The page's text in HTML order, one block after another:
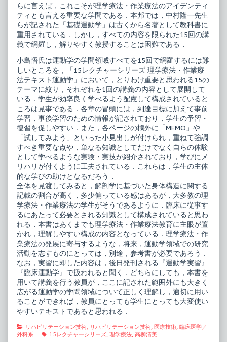
療
法・
作
業
療
法
キ
ス
ト
運
動
学
published
on
ー
シ
リ
ー
ズ
理
療
法・
作
業
療
法
テ
キ
ス
ト
運
動
学,
らに言えば，これこそが理学療法・作業療法のアイデンティ
ティとも言える重要な学問である．本邦では，中村隆一先生
らが記された「基礎運動学」は古くから名著として教科書に
重用されている．しかし，すべての内容を限られた15回の講
義で網羅し，解りやすく教授することは困難である．
小島悟氏は運動学の学問領域すべてを15回で網羅するには難
しいところを，「15レクチャーシリーズ 理学療法・作業療
法テキスト運動学」において，とりわけ重要と思われる15の
テーマに紋り，それぞれを1回の講義の内容として展開して
いる．学生が効率良く学べるよう配慮して構成されていると
ころは見事である．各章の冒頭には，到達目標に加えて事前
学習，事後学習のための情報が記されており，学生の予習・
復習を促しやすい．また，各ページの欄外に「MEMO」や
「試してみよう」といった小見出しが付けられ，重ねて強調
すべき重要な点や，単なる知識としてだけでなく自らの体験
として学べるような実験・実技が紹介されており，学びにメ
リハリが付くように工夫されている．これらは，学生の主体
的な学びの助けとなるだろう．
全体を見渡してみると，解剖学に基づいた身体構造に関する
記載の割合が高く，多少偏っている感はあるが，大多教の理
学療法・作業療法の学生がそうであるように．臨床に従事す
るにあたって必要とされる知識として構成されていると思わ
れる．本書はあくまでも理学療法・作業療法教育に主眼が置
かれ，理解しやすい構成の内容となっている．理学療法・作
業療法の発展に寄与するような，将来，運動学領域での研究
活動を志すものにとっては，別途，参考書が必要であろう．
なお，実習に即した内容は，後日発刊される『運動学実習』
『臨床運動学』で扱われると聞く．どちらにしても，本書を
用いて講義を行う教員が，ここに記された範囲外にも大きく
広がる運動学の学問領域について正しく理解し，適切に用い
ることができれば，教員にとっても学生にとっても大変使い
やすいテキストであると思われる．
Categories
リハビリテーション技術, リハビリテーション技術, 医療技術, 臨床医学／
外科系
Tags
15レクチャーシリーズ, 理学療法, 高柳清美